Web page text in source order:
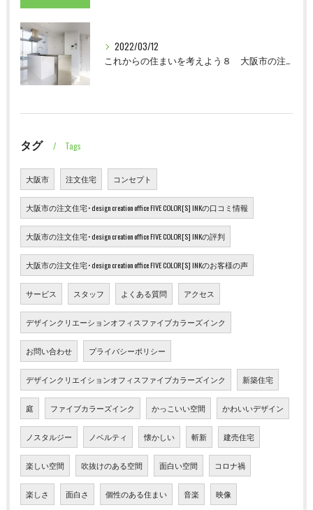
2022/03/12
これからの住まいを考えよう８ 大阪市の注文住宅 設計事務所
タグ Tags
大阪市 注文住宅 コンセプト
大阪市の注文住宅･design creation office FIVE COLOR[S] INKの口コミ情報
大阪市の注文住宅･design creation office FIVE COLOR[S] INKの評判
大阪市の注文住宅･design creation office FIVE COLOR[S] INKのお客様の声
サービス スタッフ よくある質問 アクセス
デザインクリエーションオフィスファイブカラーズインク
お問い合わせ プライバシーポリシー
デザインクリエイションオフィスファイブカラーズインク 新築住宅
庭 ファイブカラーズインク かっこいい空間 かわいいデザイン
ノスタルジー ノベルティ 懐かしい 斬新 建売住宅
楽しい空間 吹抜けのある空間 面白い空間 コロナ禍
楽しさ 面白さ 個性のある住まい 音楽 映像